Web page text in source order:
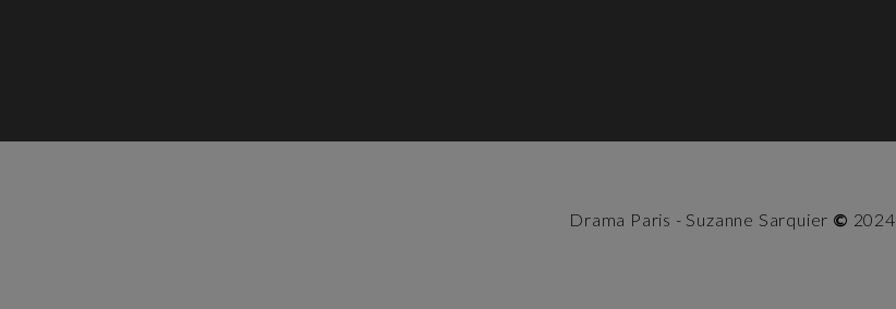
Drama Paris - Suzanne Sarquier © 2024